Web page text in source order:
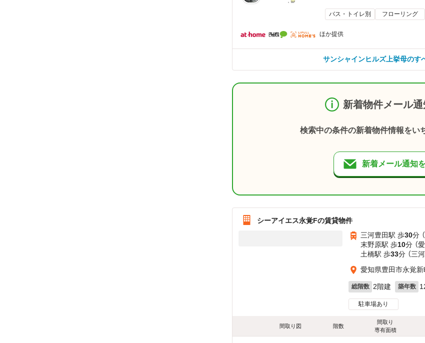
バス・トイレ別 フローリング
ほか提供
サンシャインヒルズ上挙母のす
新着物件メール通
検索中の条件の新着物件情報をい
新着メール通知
シーアイエス永覚Fの賃貸物件
三河豊田駅 歩30分
末野原駅 歩10分 （
土橋駅 歩33分 （三河
愛知県豊田市永覚新
総階数 2階建 築年数
駐車場あり
間取り図 階数
間取り
専有面積